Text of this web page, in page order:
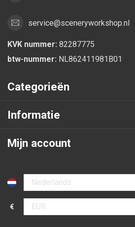
service@sceneryworkshop.nl
KVK nummer: 82287775
btw-nummer: NL862411981B01
Categorieën
Informatie
Mijn account
Selecteer taal
€
Selecteer valuta